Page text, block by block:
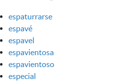
espaturrarse
espavé
espavel
espavientosa
espavientoso
especial